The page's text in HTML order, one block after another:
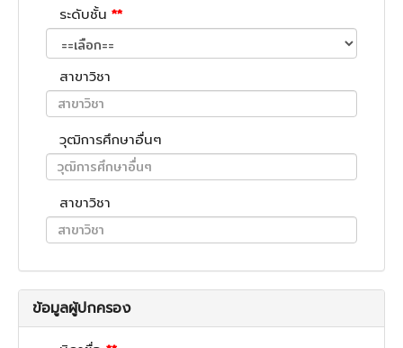
ระดับชั้น **
สาขาวิชา
วุฒิการศึกษาอื่นๆ
สาขาวิชา
ข้อมูลผู้ปกครอง